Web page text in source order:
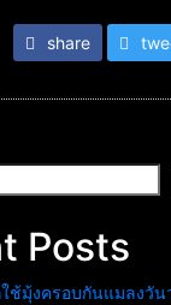
share
Posts
ใช้มุ้งครอบกันแมลงวัน